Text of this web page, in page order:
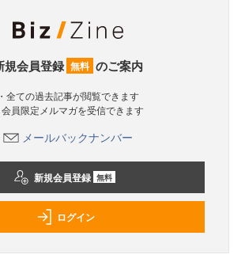
規会員登録 無料 のご案内
・全ての過去記事が閲覧できます
会員限定メルマガを受信できます
メールバックナンバー
新規会員登録 無料
ログイン